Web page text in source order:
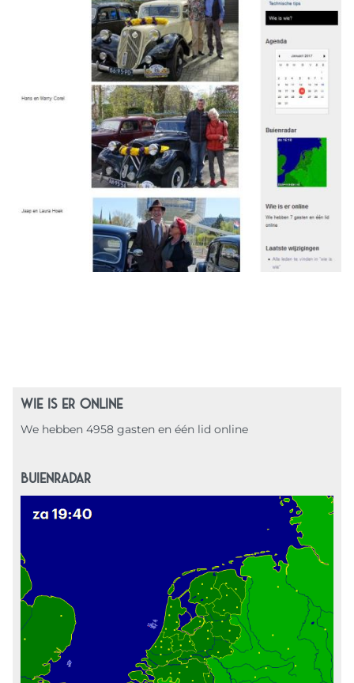
WIE IS ER ONLINE
We hebben 4958 gasten en één lid online
BUIENRADAR